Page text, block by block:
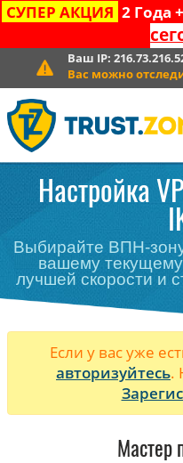
СУПЕР АКЦИЯ 2 Года
Ваш IP:
Вас можно
Настройка
Выбирайте ВПН-
вашему
лучшей скорости и
Если у вас уже
авторизуйтесь.
Мастер